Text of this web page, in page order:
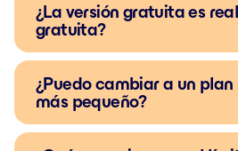
¿La versión gratuita es
gratuita?
¿Puedo cambiar a un
más pequeño?